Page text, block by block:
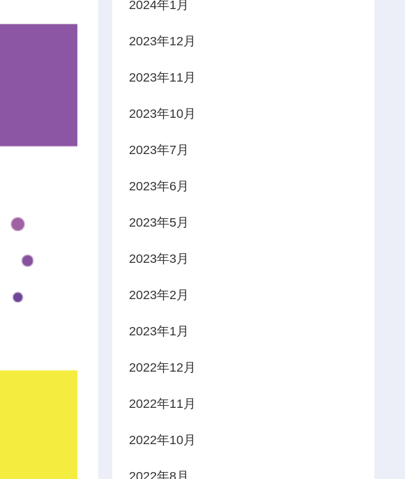
2024年1月
2023年12月
2023年11月
2023年10月
2023年7月
2023年6月
2023年5月
2023年3月
2023年2月
2023年1月
2022年12月
2022年11月
2022年10月